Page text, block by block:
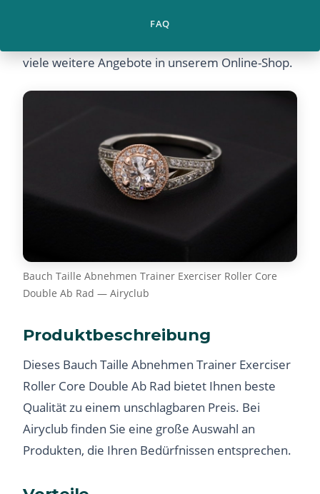
FAQ
Core Double Ab Rad - Jetzt günstig online kaufen
viele weitere Angebote in unserem Online-Shop.
Bauch Taille Abnehmen Trainer Exerciser Roller Core
Double Ab Rad — Airyclub
Produktbeschreibung
Dieses Bauch Taille Abnehmen Trainer Exerciser
Roller Core Double Ab Rad bietet Ihnen beste
Qualität zu einem unschlagbaren Preis. Bei
Airyclub finden Sie eine große Auswahl an
Produkten, die Ihren Bedürfnissen entsprechen.